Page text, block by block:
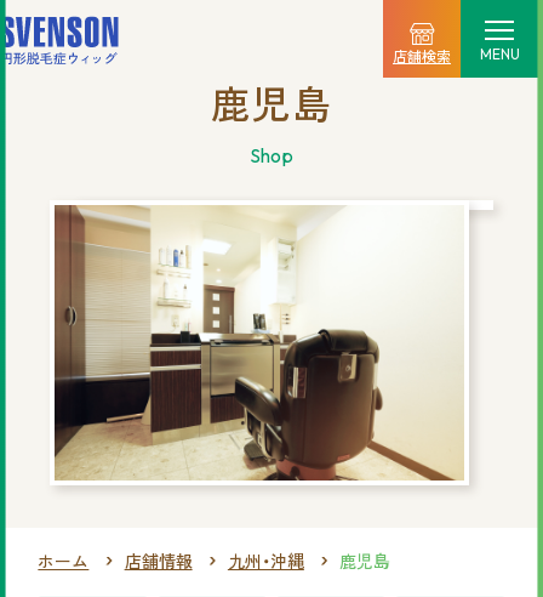
店舗検索 MENU
料金プラン
ご利用の流れ
商品一覧
店舗情報
新着情報
鹿児島
shop
ホーム 店舗情報 九州・沖縄 鹿児島